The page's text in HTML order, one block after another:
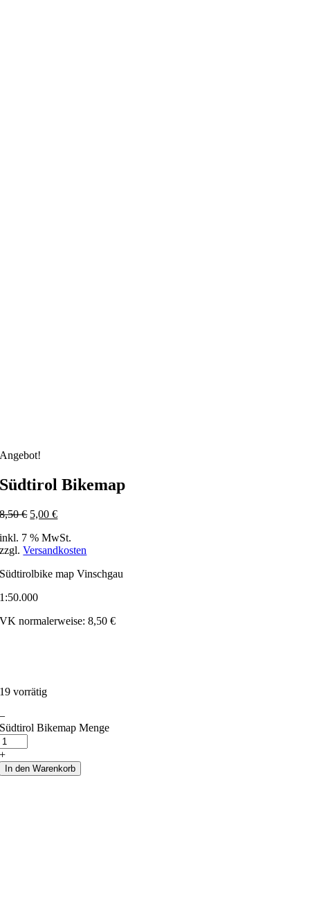
Angebot!
Südtirol Bikemap
8,50 € 5,00 €
inkl. 7 % MwSt.
zzgl.Versandkosten
Südtirolbike map Vinschgau
1:50.000
VK normalerweise: 8,50 €
19 vorrätig
–
Südtirol Bikemap Menge
+
In den Warenkorb